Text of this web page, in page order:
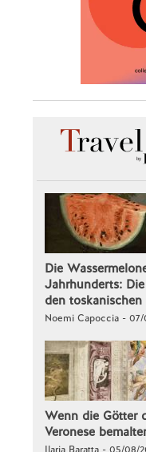
Die
Jahrhunderts:
den
Noemi Capoccia -
Wenn die Götter
Veronese